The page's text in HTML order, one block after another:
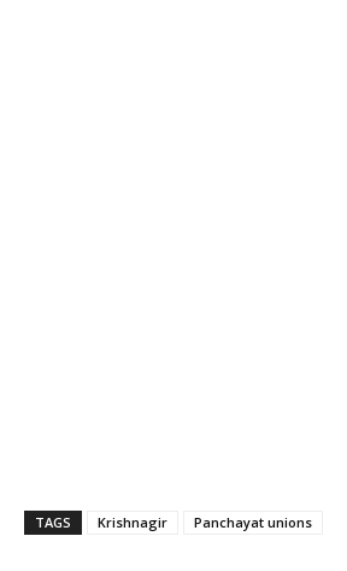
TAGS Krishnagir Panchayat unions